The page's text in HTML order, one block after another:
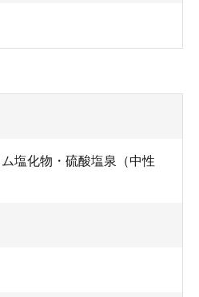
塩化物・硫酸塩泉（中性